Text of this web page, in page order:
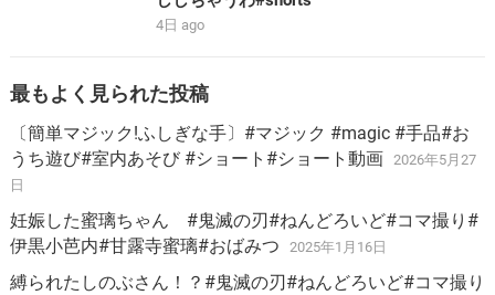
4日 ago
最もよく見られた投稿
〔簡単マジック!ふしぎな手〕#マジック #magic #手品#お
うち遊び#室内あそび #ショート#ショート動画
2026年5月27
日
妊娠した蜜璃ちゃん #鬼滅の刃#ねんどろいど#コマ撮り#
伊黒小芭内#甘露寺蜜璃#おばみつ
2025年1月16日
縛られたしのぶさん！？#鬼滅の刃#ねんどろいど#コマ撮り